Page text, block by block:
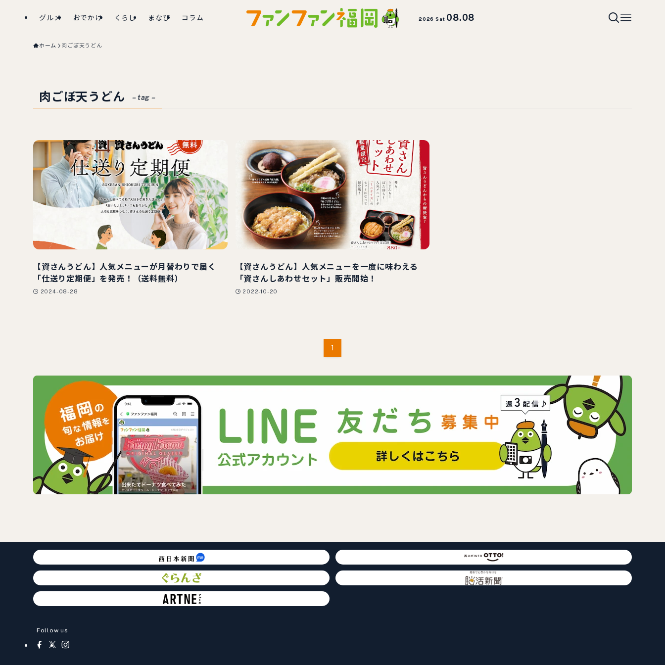
グルメ おでかけ くらし まなび コラム 2026 Sat 08.08
ホーム 肉ごぼ天うどん
肉ごぼ天うどん – tag –
【資さんうどん】人気メニューが月替わりで届く
「仕送り定期便」を発売！（送料無料）
2024-08-28
【資さんうどん】人気メニューを一度に味わえる
「資さんしあわせセット」販売開始！
2022-10-20
1
Follow us